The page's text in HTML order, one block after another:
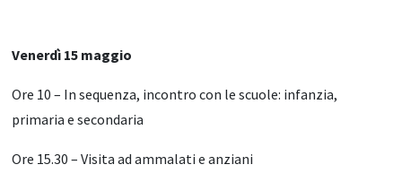
Venerdì 15 maggio
Ore 10 – In sequenza, incontro con le scuole: infanzia,
primaria e secondaria
Ore 15.30 – Visita ad ammalati e anziani